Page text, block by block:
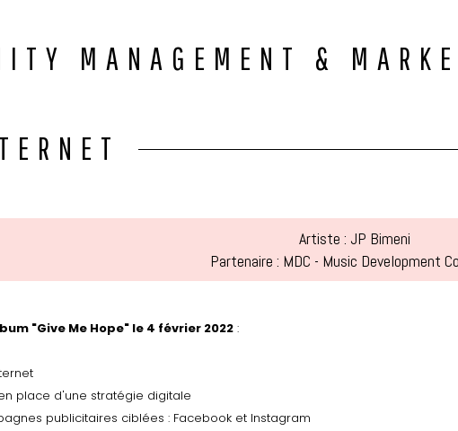
MANAGEMENT &
Artiste : JP Bimeni
Partenaire : MDC - Music Development
"Give Me Hope" le 4 février 2022 :
place d'une stratégie digitale
publicitaires ciblées : Facebook et Instagram